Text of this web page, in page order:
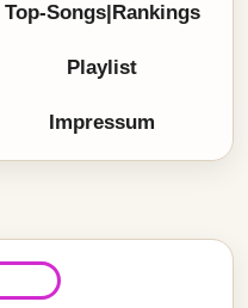
Top-Songs|Rankings
Playlist
Impressum